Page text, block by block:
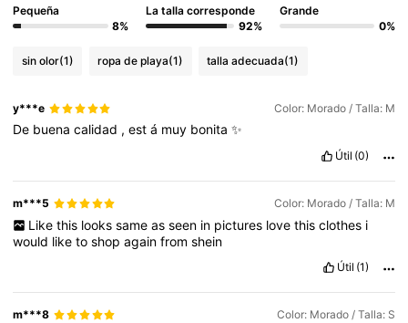
Pequeña
8%
La talla corresponde
92%
Grande
0%
sin olor(1) ropa de playa(1) talla adecuada(1)
y***e Color: Morado / Talla: M
De buenacalidad ,está muy bonita✨
Útil (0)
m***5 Color: Morado / Talla: M
Like this looks same as seen in pictures love this clothes i
would liketoshopagainfromshein
Útil (1)
m***8 Color: Morado / Talla: S